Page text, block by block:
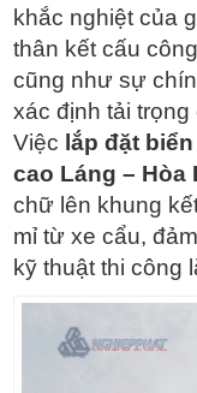
khắc nghiệt của
thân kết cấu
cũng như sự
xác định tải trọng
Việc lắp đặt
cao Láng – Hòa
chữ lên khung
mỉ từ xe cẩu,
kỹ thuật thi công